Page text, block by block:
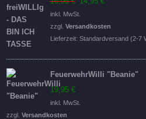
Preis
war:
16,95 €
ist:
14,95 €.
inkl. MwSt.
zzgl. Versandkosten
Lieferzeit: Standardversand (2-7
FeuerwehrWilli "Beanie"
19,95 €
inkl. MwSt.
zzgl. Versandkosten